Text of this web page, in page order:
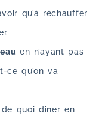
qu’à réchauffer
en n’ayant pas
ce qu’on va
de quoi diner en